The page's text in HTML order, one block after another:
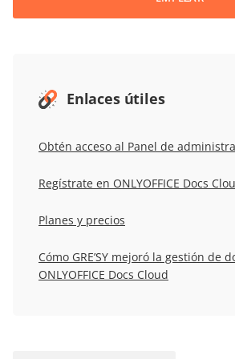
Enlaces útiles
Obtén acceso al Panel de
Regístrate en ONLYOFFICE Docs
Planes y precios
Cómo GRE’SY mejoró la gestión de
ONLYOFFICE Docs Cloud